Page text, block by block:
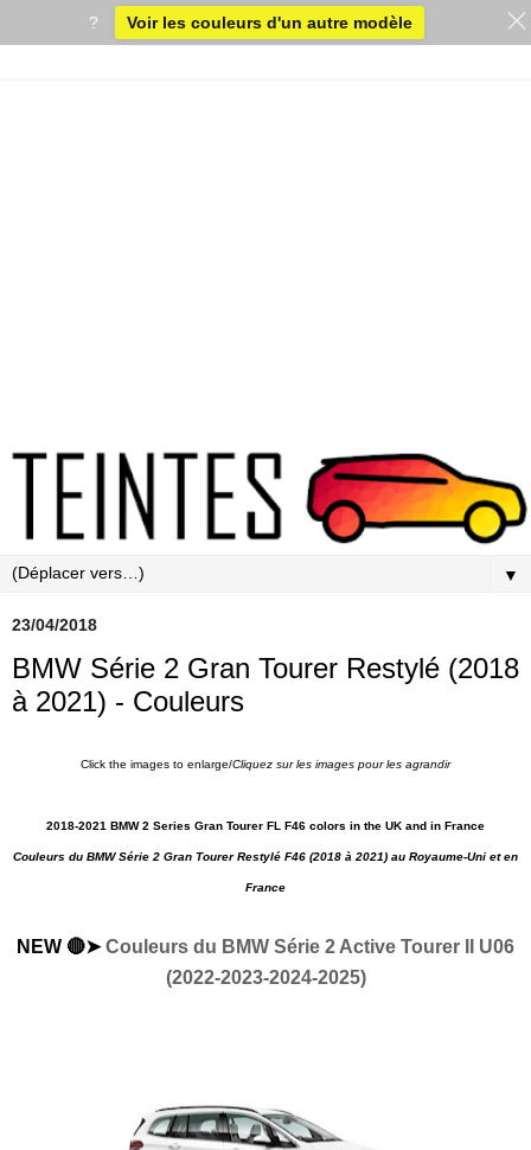
▼
23/04/2018
BMW Série 2 Gran Tourer Restylé (2018
à 2021) - Couleurs
Click the images to enlarge/Cliquez sur les images pour les agrandir
2018-2021 BMW 2 Series Gran Tourer FL F46 colors in the UK and in France
Couleurs du BMW Série 2 Gran Tourer Restylé F46 (2018 à 2021) au Royaume-Uni et en
France
NEW 🔴➤Couleurs du BMW Série 2 Active Tourer II U06
(2022-2023-2024-2025)
? Voir les couleurs d'un autre modèle